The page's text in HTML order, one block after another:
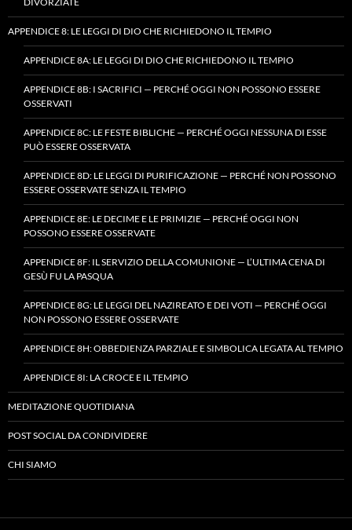
APPENDICE 8: LE LEGGI DI DIO CHE RICHIEDONO IL TEMPIO
APPENDICE 8A: LE LEGGI DI DIO CHE RICHIEDONO IL TEMPIO
APPENDICE 8B: I SACRIFICI — PERCHÉ OGGI NON POSSONO ESSERE
OSSERVATI
APPENDICE 8C: LE FESTE BIBLICHE — PERCHÉ OGGI NESSUNA DI ESSE
PUÒ ESSERE OSSERVATA
APPENDICE 8D: LE LEGGI DI PURIFICAZIONE — PERCHÉ NON POSSONO
ESSERE OSSERVATE SENZA IL TEMPIO
APPENDICE 8E: LE DECIME E LE PRIMIZIE — PERCHÉ OGGI NON
POSSONO ESSERE OSSERVATE
APPENDICE 8F: IL SERVIZIO DELLA COMUNIONE — L’ULTIMA CENA DI
GESÙ FU LA PASQUA
APPENDICE 8G: LE LEGGI DEL NAZIREATO E DEI VOTI — PERCHÉ OGGI
NON POSSONO ESSERE OSSERVATE
APPENDICE 8H: OBBEDIENZA PARZIALE E SIMBOLICA LEGATA AL TEMPIO
APPENDICE 8I: LA CROCE E IL TEMPIO
MEDITAZIONE QUOTIDIANA
POST SOCIAL DA CONDIVIDERE
CHI SIAMO